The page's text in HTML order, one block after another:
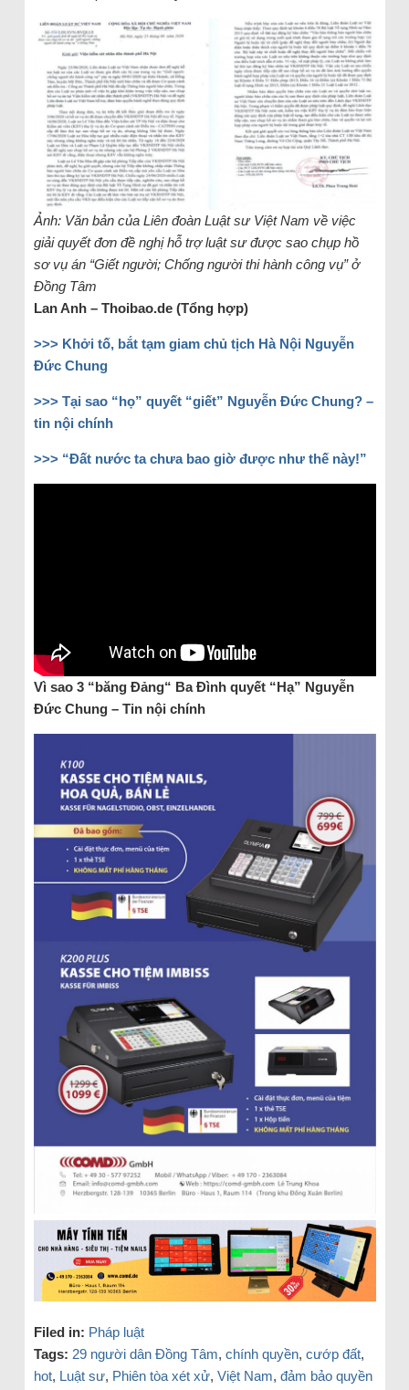
Ảnh: Văn bản của Liên đoàn Luật sư Việt Nam về việc
giải quyết đơn đề nghị hỗ trợ luật sư được sao chụp hồ
sơ vụ án “Giết người; Chống người thi hành công vụ” ở
Đồng Tâm
Lan Anh – Thoibao.de (Tổng hợp)
>>> Khởi tố, bắt tạm giam chủ tịch Hà Nội Nguyễn
Đức Chung
>>> Tại sao “họ” quyết “giết” Nguyễn Đức Chung? –
tin nội chính
>>> “Đất nước ta chưa bao giờ được như thế này!”
Vì sao 3 “băng Đảng“ Ba Đình quyết “Hạ” Nguyễn
Đức Chung – Tin nội chính
Filed in: Pháp luật
Tags: 29 người dân Đồng Tâm, chính quyền, cướp đất,
hot, Luật sư, Phiên tòa xét xử, Việt Nam, đảm bảo quyền